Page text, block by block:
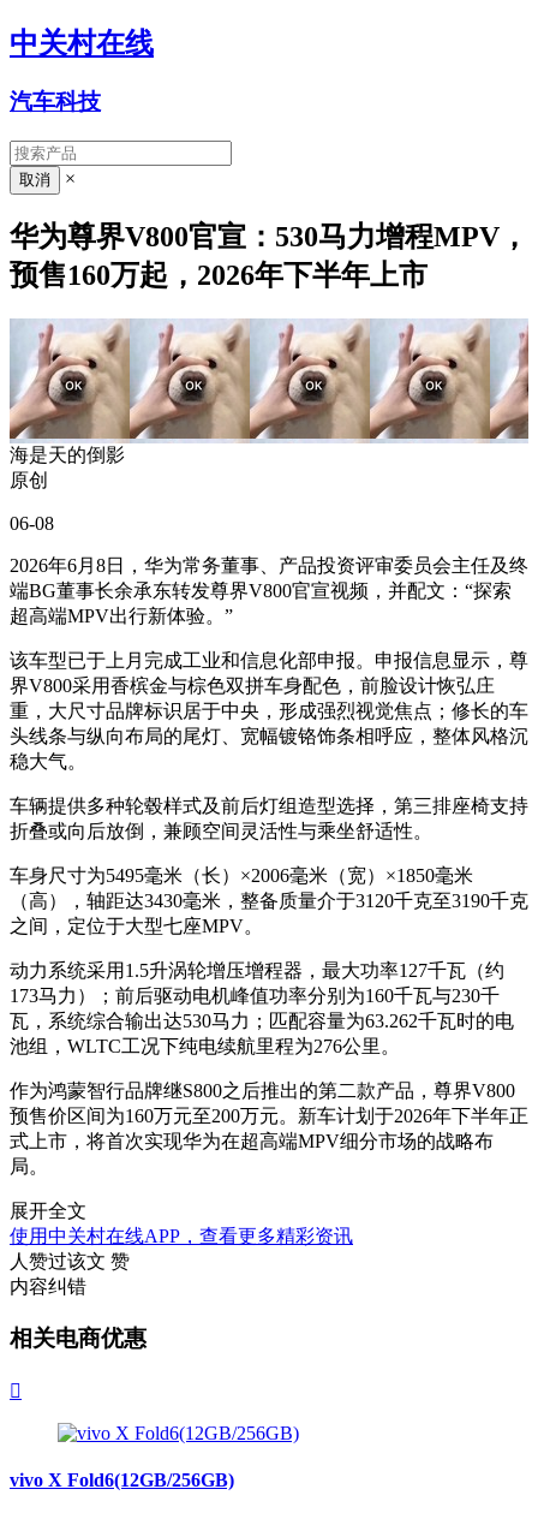
中关村在线
汽车科技
×
华为尊界V800官宣：530马力增程MPV，
预售160万起，2026年下半年上市
海是天的倒影
原创
06-08
2026年6月8日，华为常务董事、产品投资评审委员会主任及终
端BG董事长余承东转发尊界V800官宣视频，并配文：“探索
超高端MPV出行新体验。”
该车型已于上月完成工业和信息化部申报。申报信息显示，尊
界V800采用香槟金与棕色双拼车身配色，前脸设计恢弘庄
重，大尺寸品牌标识居于中央，形成强烈视觉焦点；修长的车
头线条与纵向布局的尾灯、宽幅镀铬饰条相呼应，整体风格沉
稳大气。
车辆提供多种轮毂样式及前后灯组造型选择，第三排座椅支持
折叠或向后放倒，兼顾空间灵活性与乘坐舒适性。
车身尺寸为5495毫米（长）×2006毫米（宽）×1850毫米
（高），轴距达3430毫米，整备质量介于3120千克至3190千克
之间，定位于大型七座MPV。
动力系统采用1.5升涡轮增压增程器，最大功率127千瓦（约
173马力）；前后驱动电机峰值功率分别为160千瓦与230千
瓦，系统综合输出达530马力；匹配容量为63.262千瓦时的电
池组，WLTC工况下纯电续航里程为276公里。
作为鸿蒙智行品牌继S800之后推出的第二款产品，尊界V800
预售价区间为160万元至200万元。新车计划于2026年下半年正
式上市，将首次实现华为在超高端MPV细分市场的战略布
局。
展开全文
使用中关村在线APP，查看更多精彩资讯
人赞过该文 赞
内容纠错
相关电商优惠

vivo X Fold6(12GB/256GB)